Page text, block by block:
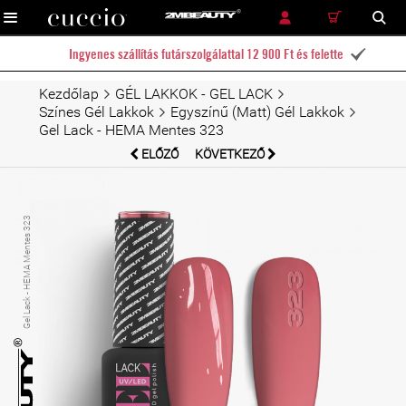
RÉSZLETES KERESÉS KERESÉS
Ingyenes szállítás futárszolgálattal 12 900 Ft és felette 
Kezdőlap
GÉL LAKKOK - GEL LACK
Színes Gél Lakkok
Egyszínű (Matt) Gél Lakkok
Gel Lack - HEMA Mentes 323
ELŐZŐ KÖVETKEZŐ
Gel Lack - HEMA Mentes 323